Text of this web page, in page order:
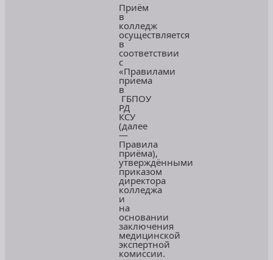
Приём
в
колледж
осуществляется
в
соответствии
с
«Правилами
приема
в
ГБПОУ
РД
КСУ
(далее
—
Правила
приёма),
утверждёнными
приказом
директора
колледжа
и
на
основании
заключения
медицинской
экспертной
комиссии.